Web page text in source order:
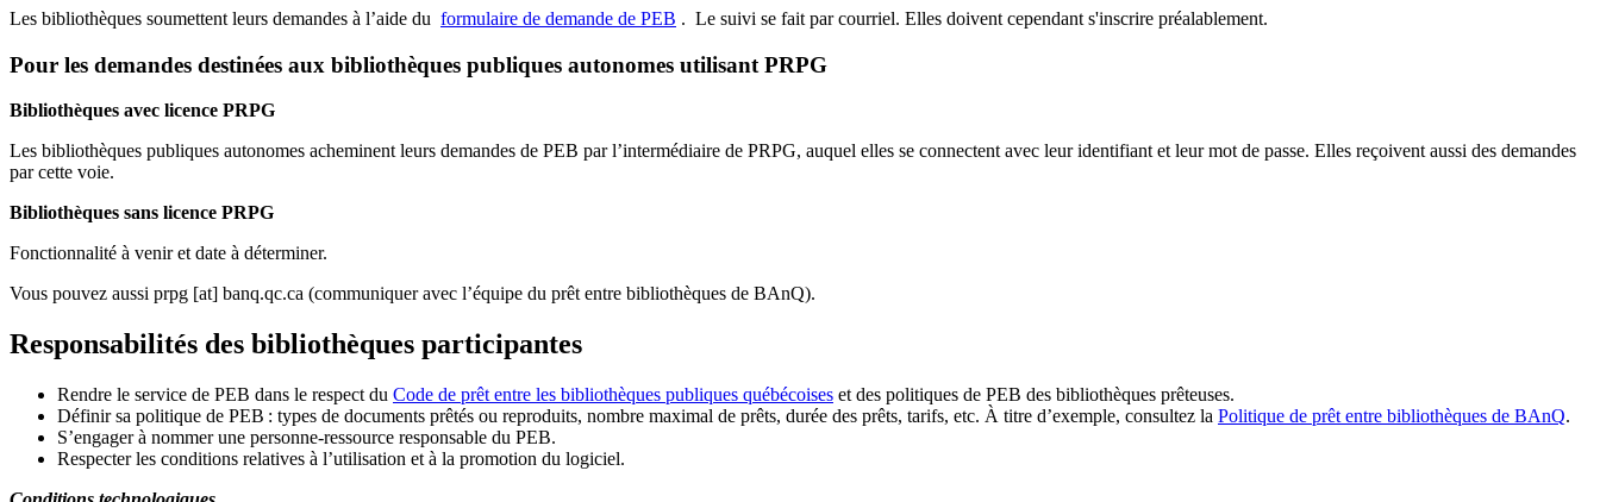
Les bibliothèques soumettent leurs demandes à l’aide du formulaire de demande de PEB . Le suivi se fait par courriel. Elles doivent cependant s'inscrire préalablement.
Pour les demandes destinées aux bibliothèques publiques autonomes utilisant PRPG
Bibliothèques avec licence PRPG
Les bibliothèques publiques autonomes acheminent leurs demandes de PEB par l’intermédiaire de PRPG, auquel elles se connectent avec leur identifiant et leur mot de passe. Elles reçoivent aussi des demandes
par cette voie.
Bibliothèques sans licence PRPG
Fonctionnalité à venir et date à déterminer.
Vous pouvez aussi prpg [at] banq.qc.ca (communiquer avec l’équipe du prêt entre bibliothèques de BAnQ).
Responsabilités des bibliothèques participantes
Rendre le service de PEB dans le respect du Code de prêt entre les bibliothèques publiques québécoises et des politiques de PEB des bibliothèques prêteuses.
Définir sa politique de PEB : types de documents prêtés ou reproduits, nombre maximal de prêts, durée des prêts, tarifs, etc. À titre d’exemple, consultez la Politique de prêt entre bibliothèques de BAnQ.
S’engager à nommer une personne-ressource responsable du PEB.
Respecter les conditions relatives à l’utilisation et à la promotion du logiciel.